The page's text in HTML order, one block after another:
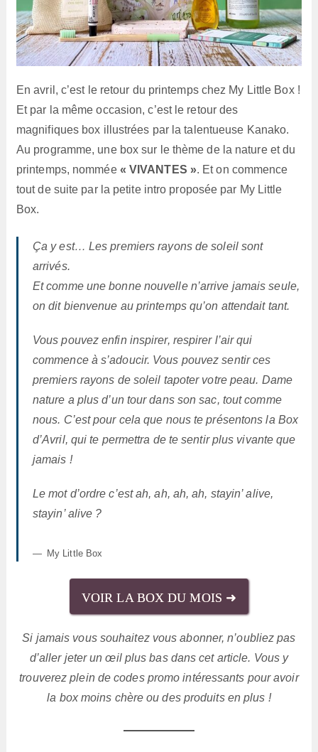
En avril, c’est le retour du printemps chez My Little Box !
Et par la même occasion, c’est le retour des
magnifiques box illustrées par la talentueuse Kanako.
Au programme, une box sur le thème de la nature et du
printemps, nommée « VIVANTES ». Et on commence
tout de suite par la petite intro proposée par My Little
Box.
Ça y est… Les premiers rayons de soleil sont
arrivés.
Et comme une bonne nouvelle n’arrive jamais seule,
on dit bienvenue au printemps qu’on attendait tant.
Vous pouvez enfin inspirer, respirer l’air qui
commence à s’adoucir. Vous pouvez sentir ces
premiers rayons de soleil tapoter votre peau. Dame
nature a plus d’un tour dans son sac, tout comme
nous. C’est pour cela que nous te présentons la Box
d’Avril, qui te permettra de te sentir plus vivante que
jamais !
Le mot d’ordre c’est ah, ah, ah, ah, stayin’ alive,
stayin’ alive ?
My Little Box
VOIR LA BOX DU MOIS ➜
Si jamais vous souhaitez vous abonner, n’oubliez pas
d’aller jeter un œil plus bas dans cet article. Vous y
trouverez plein de codes promo intéressants pour avoir
la box moins chère ou des produits en plus !